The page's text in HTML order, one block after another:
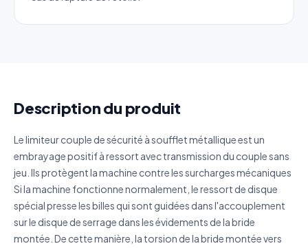
Description du produit
Le limiteur couple de sécurité à soufflet métallique est un
embrayage positif à ressort avec transmission du couple sans
jeu. Ils protègent la machine contre les surcharges mécaniques
Si la machine fonctionne normalement, le ressort de disque
spécial presse les billes qui sont guidées dans l'accouplement
sur le disque de serrage dans les évidements de la bride
montée. De cette manière, la torsion de la bride montée vers
Décrivez votre besoin
J'accepte que mes données soient utilisées pour traiter
ma demande.Politique de confidentialité
Envoyer ma demande de devis